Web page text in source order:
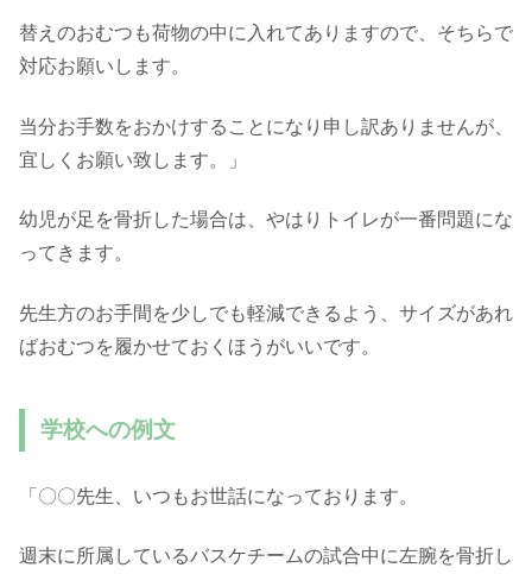
替えのおむつも荷物の中に入れてありますので、そちらで
対応お願いします。
当分お手数をおかけすることになり申し訳ありませんが、
宜しくお願い致します。」
幼児が足を骨折した場合は、やはりトイレが一番問題にな
ってきます。
先生方のお手間を少しでも軽減できるよう、サイズがあれ
ばおむつを履かせておくほうがいいです。
学校への例文
「〇〇先生、いつもお世話になっております。
週末に所属しているバスケチームの試合中に左腕を骨折し